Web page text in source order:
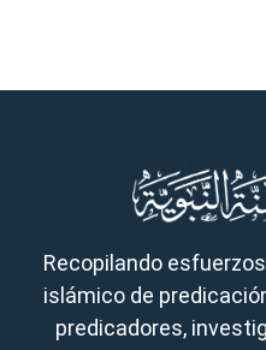
Recopilando
islámico de
predicadores,